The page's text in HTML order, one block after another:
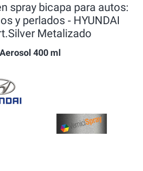
spray bicapa para autos:
y perlados ‐ HYUNDAI
Metalizado
Aerosol 400 ml